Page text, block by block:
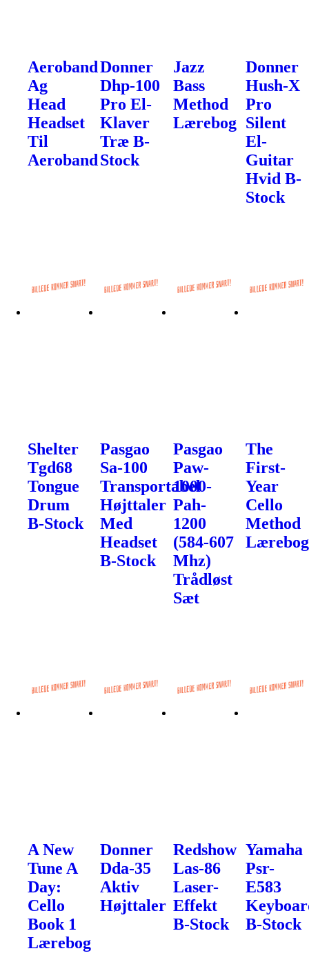
Aeroband
Ag
Head
Headset
Til
Aeroband
Donner
Dhp-100
Pro El-
Klaver
Træ B-
Stock
Jazz
Bass
Method
Lærebog
Donner
Hush-X
Pro
Silent
El-
Guitar
Hvid B-
Stock
Shelter
Tgd68
Tongue
Drum
B-Stock
Pasgao
Sa-100
Transportabel
Højttaler
Med
Headset
B-Stock
Pasgao
Paw-
1000-
Pah-
1200
(584-607
Mhz)
Trådløst
Sæt
The
First-
Year
Cello
Method
Lærebog
A New
Tune A
Day:
Cello
Book 1
Lærebog
Donner
Dda-35
Aktiv
Højttaler
Redshow
Las-86
Laser-
Effekt
B-Stock
Yamaha
Psr-
E583
B-Stock